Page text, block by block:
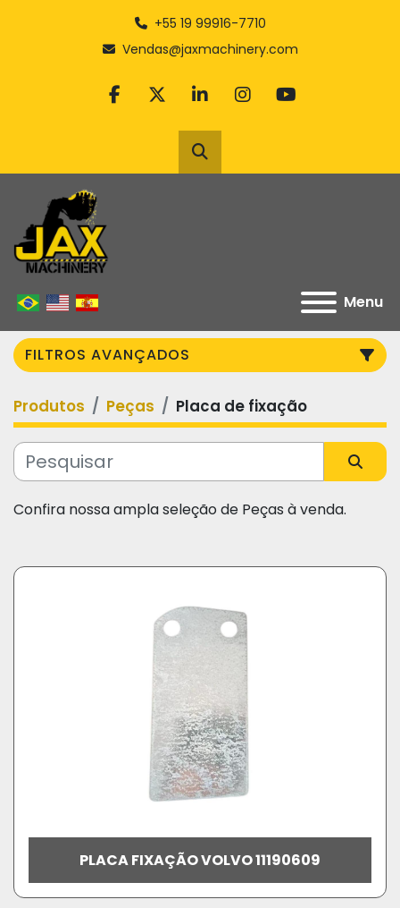
+55 19 99916-7710
Vendas@jaxmachinery.com
facebook
twitterlinkedininstagram
youtube
Pesquisar
Menu
FILTROS AVANÇADOS
Categoria
Fabricante
Produtos Peças Placa de fixação
Confira nossa ampla seleção de Peças à venda.
PLACA FIXAÇÃO VOLVO 11190609